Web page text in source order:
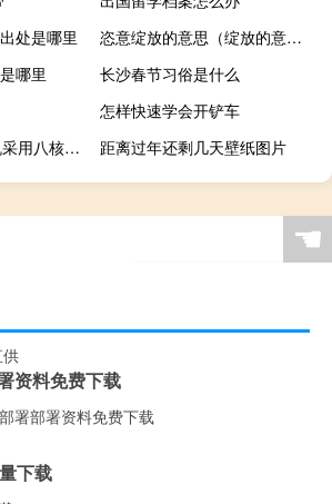
处是哪里
恣意绽放的意思（绽放的意思）
哪里
长沙春节习俗是什么
怎样快速学会开铲车
据悉 Redmi 5G手机采用八核芯片组
距离过年还剩几天壁纸图片
☚
资料免费下载
下载